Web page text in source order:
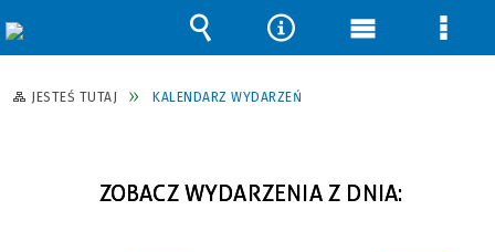
JESTEŚ TUTAJ KALENDARZ WYDARZEŃ
ZOBACZ WYDARZENIA Z DNIA:
Wyszukiwarka
Narzędzia
Menu Menu